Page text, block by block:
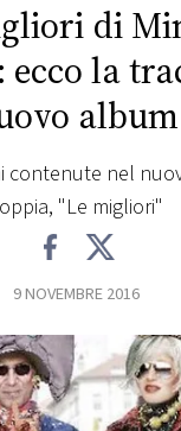
di
ecco la
album
contenute nel
"Le migliori"
9 NOVEMBRE 2016